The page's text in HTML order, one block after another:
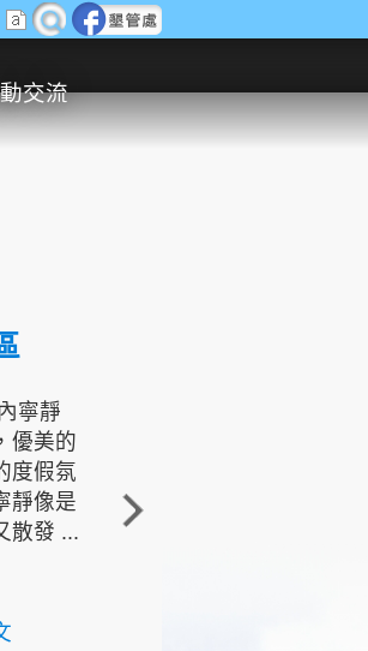
交流
寧靜
優美的
度假氛
靜像是
散發 ...
角的端點，冬季海浪拍打
著礁岸，旺盛的侵蝕作